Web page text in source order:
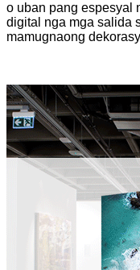
o uban pang espesyal
digital nga mga salida
mamugnaong